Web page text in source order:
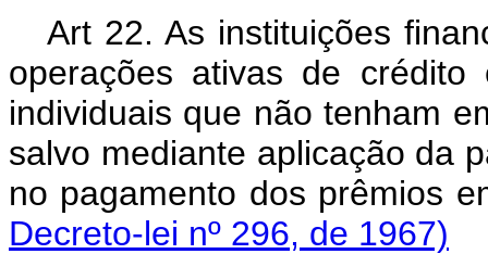
Art 22. As instituições
operações ativas de
individuais que não tenham
salvo mediante aplicação da
no pagamento dos
Decreto-lei nº 296, de 1967)